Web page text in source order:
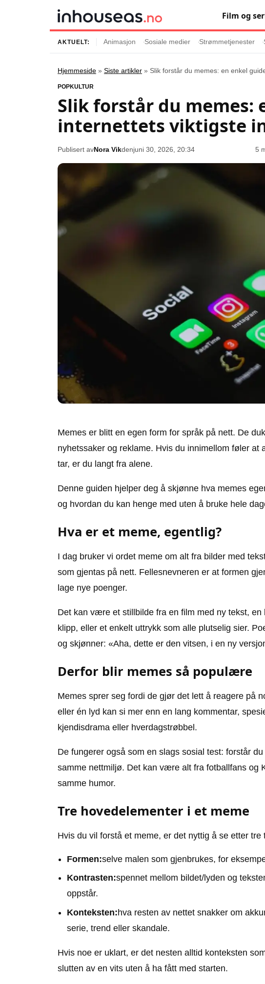
Film og
Innhold
Siste artikler
Film og serier
Popkultur
TV og streaming
Kjendiser
Strømmetjenester
TV-serier
Internettkultur
AKTUELT: Animasjon Sosiale medier Strømmetjenester
Hjemmeside » Siste artikler » Slik forstår du memes: en enkel
POPKULTUR
Slik forstår du memes:
internettets viktigste
Publisert avNora Vikdenjuni 30, 2026, 20:34 5
Memes er blitt en egen form for språk på nett. De
nyhetssaker og reklame. Hvis du innimellom føler at
tar, er du langt fra alene.
Denne guiden hjelper deg å skjønne hva memes
og hvordan du kan henge med uten å bruke hele
Hva er et meme, egentlig?
I dag bruker vi ordet meme om alt fra bilder med
som gjentas på nett. Fellesnevneren er at formen
lage nye poenger.
Det kan være et stillbilde fra en film med ny tekst, en
klipp, eller et enkelt uttrykk som alle plutselig sier.
og skjønner: «Aha, dette er den vitsen, i en ny
Derfor blir memes så populære
Memes sprer seg fordi de gjør det lett å reagere på
eller én lyd kan si mer enn en lang kommentar,
kjendisdrama eller hverdagstrøbbel.
De fungerer også som en slags sosial test: forstår
samme nettmiljø. Det kan være alt fra fotballfans og
samme humor.
Tre hovedelementer i et meme
Hvis du vil forstå et meme, er det nyttig å se etter tre
Formen:selve malen som gjenbrukes, for
Kontrasten:spennet mellom bildet/lyden og
oppstår.
Konteksten:hva resten av nettet snakker om
serie, trend eller skandale.
Hvis noe er uklart, er det nesten alltid konteksten
slutten av en vits uten å ha fått med starten.